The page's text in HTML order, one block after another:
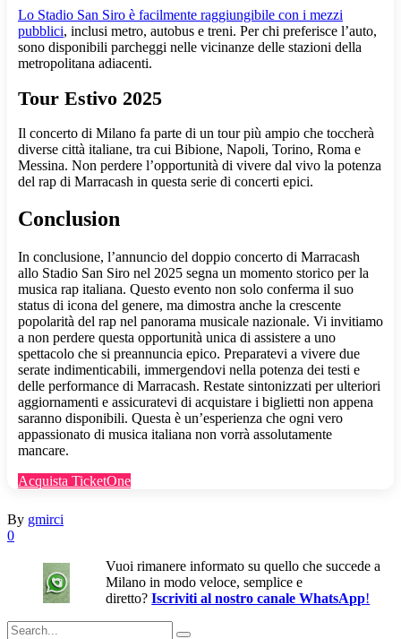
Lo Stadio San Siro è facilmente raggiungibile con i mezzi
pubblici, inclusi metro, autobus e treni. Per chi preferisce l’auto,
sono disponibili parcheggi nelle vicinanze delle stazioni della
metropolitana adiacenti.
Tour Estivo 2025
Il concerto di Milano fa parte di un tour più ampio che toccherà
diverse città italiane, tra cui Bibione, Napoli, Torino, Roma e
Messina. Non perdere l’opportunità di vivere dal vivo la potenza
del rap di Marracash in questa serie di concerti epici.
Conclusion
In conclusione, l’annuncio del doppio concerto di Marracash
allo Stadio San Siro nel 2025 segna un momento storico per la
musica rap italiana. Questo evento non solo conferma il suo
status di icona del genere, ma dimostra anche la crescente
popolarità del rap nel panorama musicale nazionale. Vi invitiamo
a non perdere questa opportunità unica di assistere a uno
spettacolo che si preannuncia epico. Preparatevi a vivere due
serate indimenticabili, immergendovi nella potenza dei testi e
delle performance di Marracash. Restate sintonizzati per ulteriori
aggiornamenti e assicuratevi di acquistare i biglietti non appena
saranno disponibili. Questa è un’esperienza che ogni vero
appassionato di musica italiana non vorrà assolutamente
mancare.
Acquista TicketOne
By gmirci
0
Vuoi rimanere informato su quello che succede a
Milano in modo veloce, semplice e
diretto?Iscriviti al nostro canale WhatsApp!
Search